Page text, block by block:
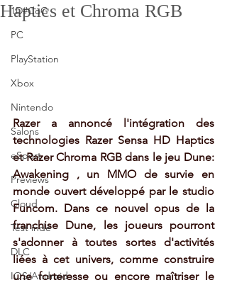
1D#CoG
PC
PlayStation
Xbox
Nintendo
Salons
eSport
Previews
Cloud
Test indé
DLC
IOS/Android
Haptics et Chroma RGB
Razer a annoncé l'intégration des
technologies Razer Sensa HD Haptics
et Razer Chroma RGB dans le jeu Dune:
Awakening , un MMO de survie en
monde ouvert développé par le studio
Funcom. Dans ce nouvel opus de la
franchise Dune, les joueurs pourront
s'adonner à toutes sortes d'activités
liées à cet univers, comme construire
une forteresse ou encore maîtriser le